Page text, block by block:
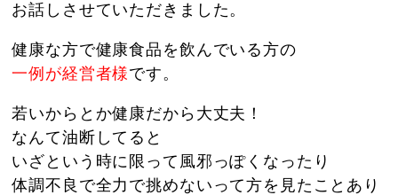
お話しさせていただきました。
健康な方で健康食品を飲んでいる方の
一例が経営者様です。
若いからとか健康だから大丈夫！
なんて油断してると
いざという時に限って風邪っぽくなったり
体調不良で全力で挑めないって方を見たことあり